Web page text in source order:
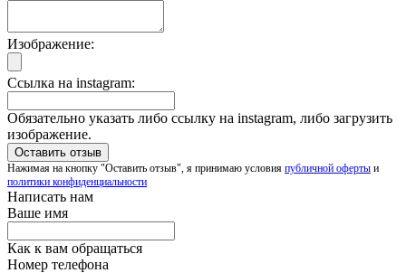
Изображение:
Ссылка на instagram:
Обязательно указать либо ссылку на instagram, либо загрузить
изображение.
Нажимая на кнопку "Оставить отзыв", я принимаю условия публичной оферты и
политики конфиденциальности
Написать нам
Ваше имя
Как к вам обращаться
Номер телефона